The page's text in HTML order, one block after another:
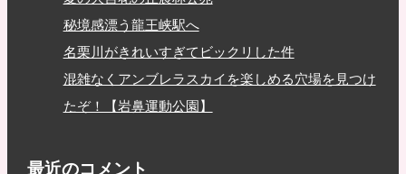
秘境感漂う龍王峡駅へ
名栗川がきれいすぎてビックリした件
混雑なくアンブレラスカイを楽しめる穴場を見つけ
たぞ！【岩鼻運動公園】
最近のコメント